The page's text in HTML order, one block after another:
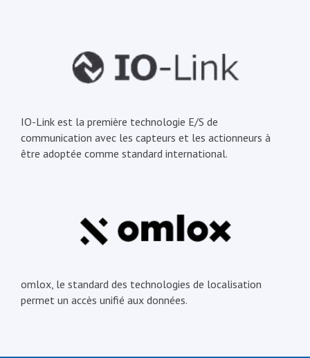
IO-Link est la première technologie E/S de
communication avec les capteurs et les actionneurs à
être adoptée comme standard international.
omlox, le standard des technologies de localisation
permet un accès unifié aux données.